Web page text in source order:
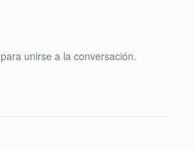
para unirse a la conversación.